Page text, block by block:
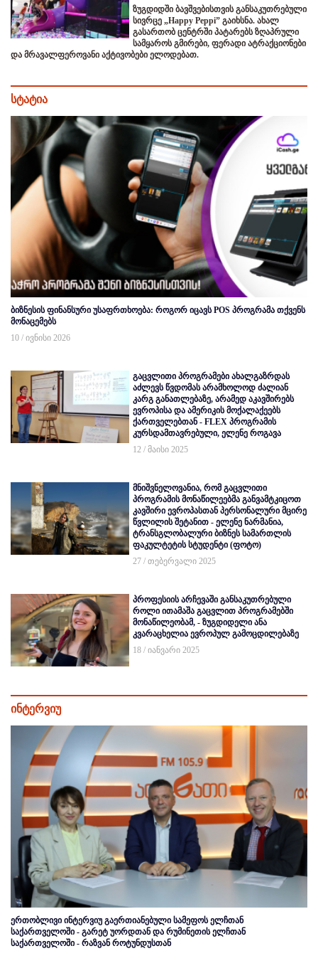
ზუგდიდში ბავშვებისთვის განსაკუთრებული
სივრცე „Happy Peppi” გაიხსნა. ახალ
გასართობ ცენტრში პატარებს ზღაპრული
სამყაროს გმირები, ფერადი ატრაქციონები
და მრავალფეროვანი აქტივობები ელოდებათ.
სტატია
ბიზნესის ფინანსური უსაფრთხოება: როგორ იცავს POS პროგრამა თქვენს
მონაცემებს
10 / ივნისი 2026
გაცვლითი პროგრამები ახალგაზრდას
აძლევს წვდომას არამხოლოდ ძალიან
კარგ განათლებაზე, არამედ აკავშირებს
ევროპისა და ამერიკის მოქალაქეებს
ქართველებთან - FLEX პროგრამის
კურსდამთავრებული, ელენე როგავა
12 / მაისი 2025
მნიშვნელოვანია, რომ გაცვლითი
პროგრამის მონაწილეებმა განვამტკიცოთ
კავშირი ევროპასთან პერსონალური მცირე
წვლილის შეტანით - ელენე ნარმანია,
ტრანსგლობალური ბიზნეს სამართლის
ფაკულტეტის სტუდენტი (ფოტო)
27 / თებერვალი 2025
პროფესიის არჩევაში განსაკუთრებული
როლი ითამაშა გაცვლით პროგრამებში
მონაწილეობამ, - ზუგდიდელი ანა
კვარაცხელია ევროპულ გამოცდილებაზე
18 / იანვარი 2025
ინტერვიუ
ერთობლივი ინტერვიუ გაერთიანებული სამეფოს ელჩთან
საქართველოში - გარეტ უორდთან და რუმინეთის ელჩთან
საქართველოში - რაზვან როტუნდუსთან